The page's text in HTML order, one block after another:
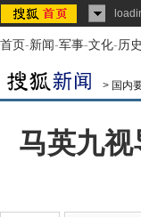
首页-新闻-军事-文化-历史
> 国内
马英九